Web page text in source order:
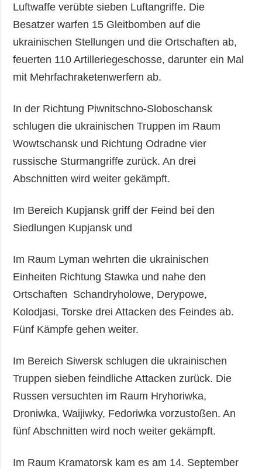
Luftwaffe verübte sieben Luftangriffe. Die
Besatzer warfen 15 Gleitbomben auf die
ukrainischen Stellungen und die Ortschaften ab,
feuerten 110 Artilleriegeschosse, darunter ein Mal
mit Mehrfachraketenwerfern ab.
In der Richtung Piwnitschno-Sloboschansk
schlugen die ukrainischen Truppen im Raum
Wowtschansk und Richtung Odradne vier
russische Sturmangriffe zurück. An drei
Abschnitten wird weiter gekämpft.
Im Bereich Kupjansk griff der Feind bei den
Siedlungen Kupjansk und
Im Raum Lyman wehrten die ukrainischen
Einheiten Richtung Stawka und nahe den
Ortschaften Schandryholowe, Derypowe,
Kolodjasi, Torske drei Attacken des Feindes ab.
Fünf Kämpfe gehen weiter.
Im Bereich Siwersk schlugen die ukrainischen
Truppen sieben feindliche Attacken zurück. Die
Russen versuchten im Raum Hryhoriwka,
Droniwka, Waijiwky, Fedoriwka vorzustoßen. An
fünf Abschnitten wird noch weiter gekämpft.
Im Raum Kramatorsk kam es am 14. September